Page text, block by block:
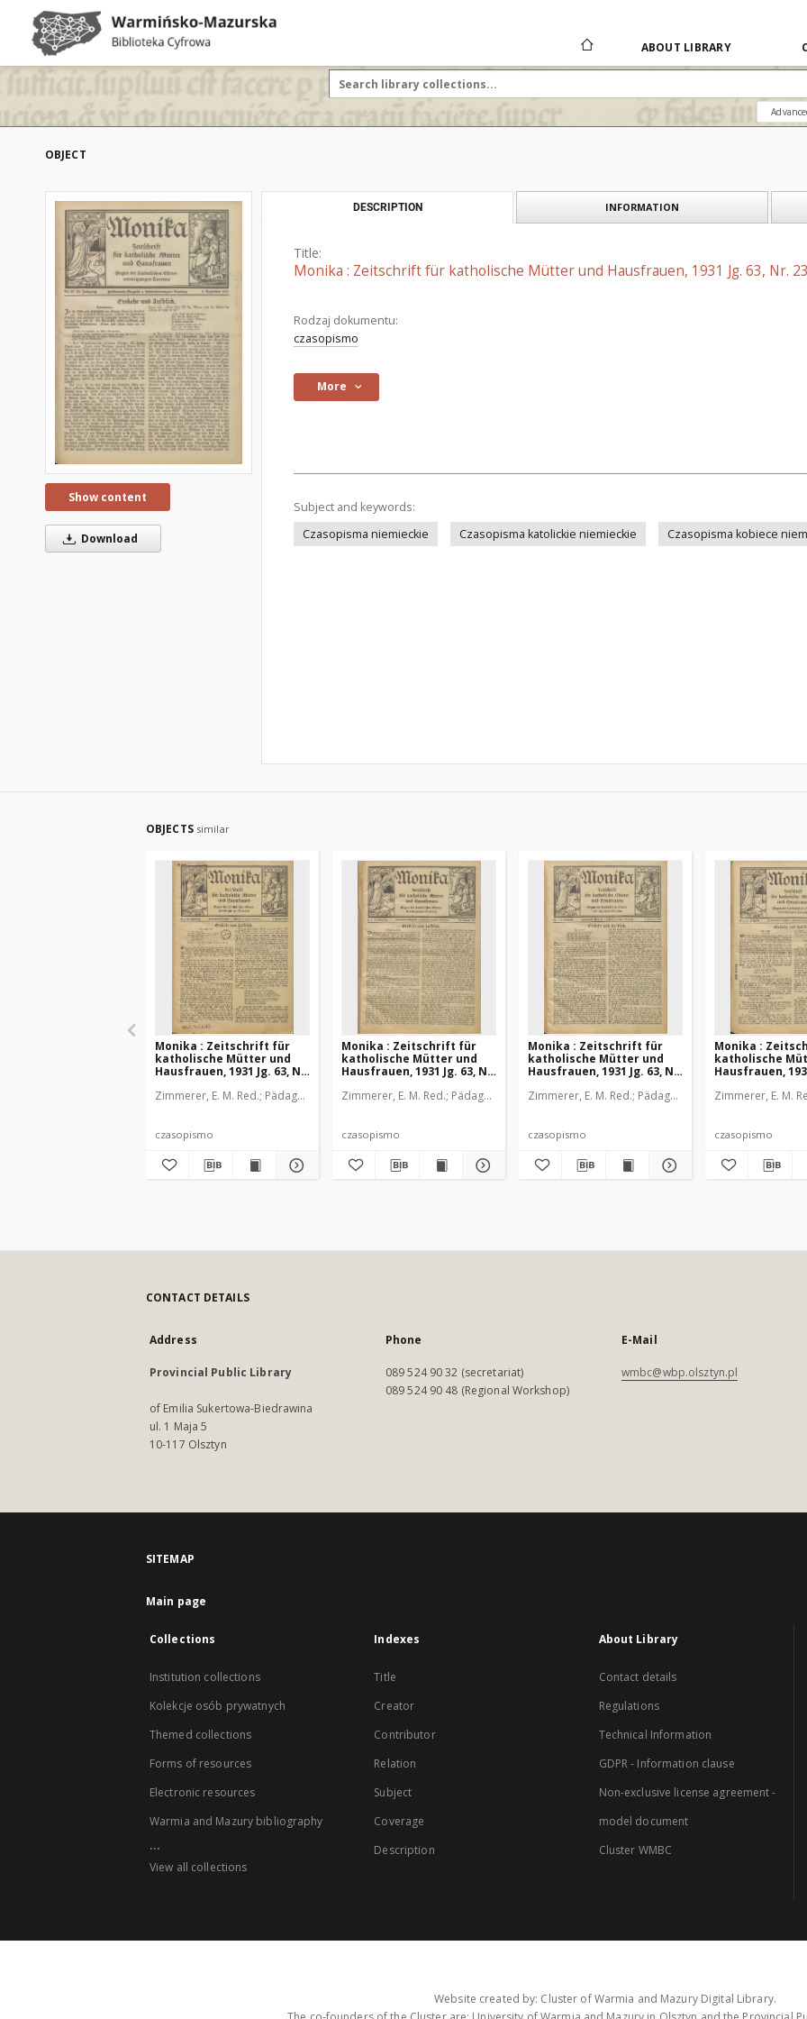
ABOUT LIBRARY
OBJECT
Show content
Download
DESCRIPTION INFORMATION
Title:
Monika : Zeitschrift für katholische Mütter und Hausfrauen, 1931 Jg. 63, Nr. 23
Rodzaj dokumentu:
czasopismo
More
Subject and keywords:
Czasopisma niemieckie
Czasopisma katolickie niemieckie Czasopisma kobiece
OBJECTS similar
Monika : Zeitschrift für
katholische Mütter und
Hausfrauen, 1931 Jg. 63, Nr.
Zimmerer, E. M. Red. Pädagogische Stiftung Cassianeum
czasopismo
Monika : Zeitschrift für
katholische Mütter und
Hausfrauen, 1931 Jg. 63, Nr.
Zimmerer, E. M. Red. Pädagogische Stiftung Cassianeum
czasopismo
Monika : Zeitschrift für
katholische Mütter und
Hausfrauen, 1931 Jg. 63, Nr.
Zimmerer, E. M. Red. Pädagogische Stiftung
czasopismo
Monika :
katholische
Hausfrauen,
Zimmerer, E. M.
czasopismo
CONTACT DETAILS
Address
Provincial Public Library
of Emilia Sukertowa-Biedrawina
ul. 1 Maja 5
10-117 Olsztyn
Phone
089 524 90 32 (secretariat)
089 524 90 48 (Regional Workshop)
E-Mail
wmbc@wbp.olsztyn.pl
SITEMAP
Main page
Collections
Institution collections
Kolekcje osób prywatnych
Themed collections
Forms of resources
Electronic resources
Warmia and Mazury bibliography
...
View all collections
Indexes
Title
Creator
Contributor
Relation
Subject
Coverage
Description
About Library
Contact details
Regulations
Technical Information
GDPR - Information clause
Non-exclusive license agreement -
model document
Cluster WMBC
Website created by: Cluster of Warmia and Mazury Digital Library.